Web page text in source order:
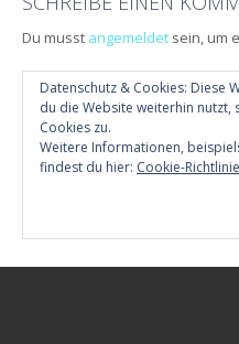
Du musst angemeldet sein, um
Datenschutz & Cookies: Diese
du die Website weiterhin nutzt,
Cookies zu.
Weitere Informationen,
findest du hier: Cookie-Richtlinie